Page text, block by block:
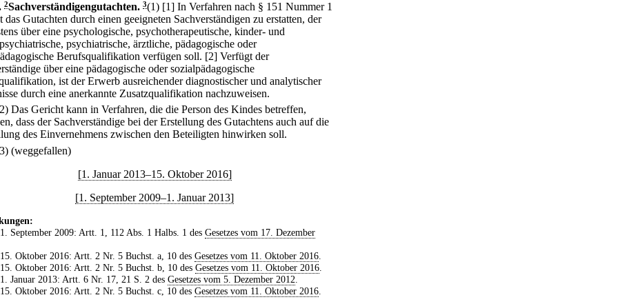
2Sachverständigengutachten. 3(1) [1] In Verfahren nach § 151 Nummer 1
das Gutachten durch einen geeigneten Sachverständigen zu erstatten, der
über eine psychologische, psychotherapeutische, kinder- und
psychiatrische, ärztliche, pädagogische oder
Berufsqualifikation verfügen soll. [2] Verfügt der
über eine pädagogische oder sozialpädagogische
ist der Erwerb ausreichender diagnostischer und analytischer
durch eine anerkannte Zusatzqualifikation nachzuweisen.
Das Gericht kann in Verfahren, die die Person des Kindes betreffen,
dass der Sachverständige bei der Erstellung des Gutachtens auch auf die
des Einvernehmens zwischen den Beteiligten hinwirken soll.
(weggefallen)
[1. Januar 2013–15. Oktober 2016]
[1. September 2009–1. Januar 2013]
September 2009: Artt. 1, 112 Abs. 1 Halbs. 1 des Gesetzes vom 17. Dezember
Oktober 2016: Artt. 2 Nr. 5 Buchst. a, 10 des Gesetzes vom 11. Oktober 2016.
Oktober 2016: Artt. 2 Nr. 5 Buchst. b, 10 des Gesetzes vom 11. Oktober 2016.
Januar 2013: Artt. 6 Nr. 17, 21 S. 2 des Gesetzes vom 5. Dezember 2012
Oktober 2016: Artt. 2 Nr. 5 Buchst. c, 10 des Gesetzes vom 11. Oktober 2016.